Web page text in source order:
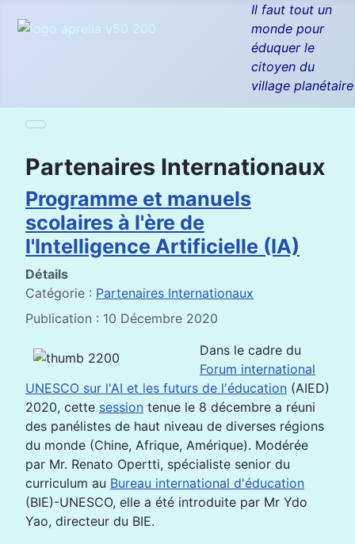
Il faut tout un
monde pour
éduquer le
citoyen du
village planétaire
Partenaires Internationaux
Programme et manuels
scolaires à l'ère de
l'Intelligence Artificielle (IA)
Détails
Catégorie : Partenaires Internationaux
Publication : 10 Décembre 2020
Dans le cadre du
Forum international
UNESCO sur l'AI et les futurs de l'éducation (AIED)
2020, cette session tenue le 8 décembre a réuni
des panélistes de haut niveau de diverses régions
du monde (Chine, Afrique, Amérique). Modérée
par Mr. Renato Opertti, spécialiste senior du
curriculum au Bureau international d'éducation
(BIE)-UNESCO, elle a été introduite par Mr Ydo
Yao, directeur du BIE.